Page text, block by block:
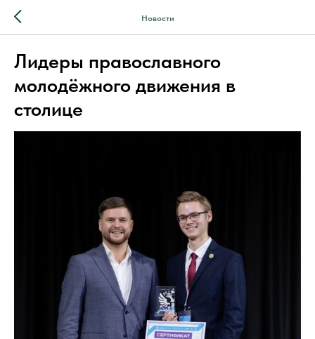
Новости
Лидеры православного
молодёжного движения в
столице